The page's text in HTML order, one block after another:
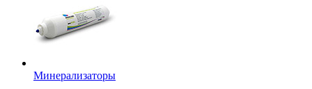
Минерализаторы